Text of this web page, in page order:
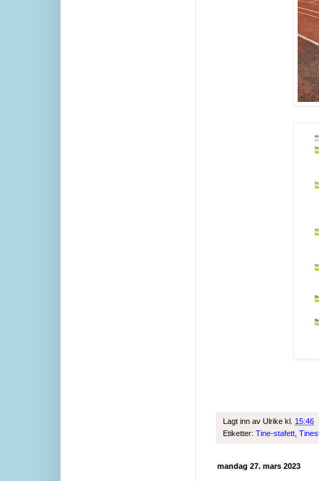
Lagt inn av Ulrike kl. 15:46
Etiketter: Tine-stafett
mandag 27. mars 2023